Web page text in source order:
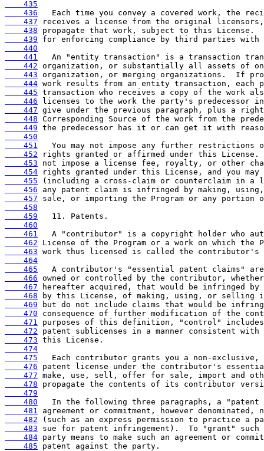
    435
    436
    437
    438
    439
    440
    441
    442
    443
    444
    445
    446
    447
    448
    449
    450
    451
    452
    453
    454
    455
    456
    457
    458
    459
    460
    461
    462
    463
    464
    465
    466
    467
    468
    469
    470
    471
    472
    473
    474
    475
    476
    477
    478
    479
    480
    481
    482
    483
    484
    485